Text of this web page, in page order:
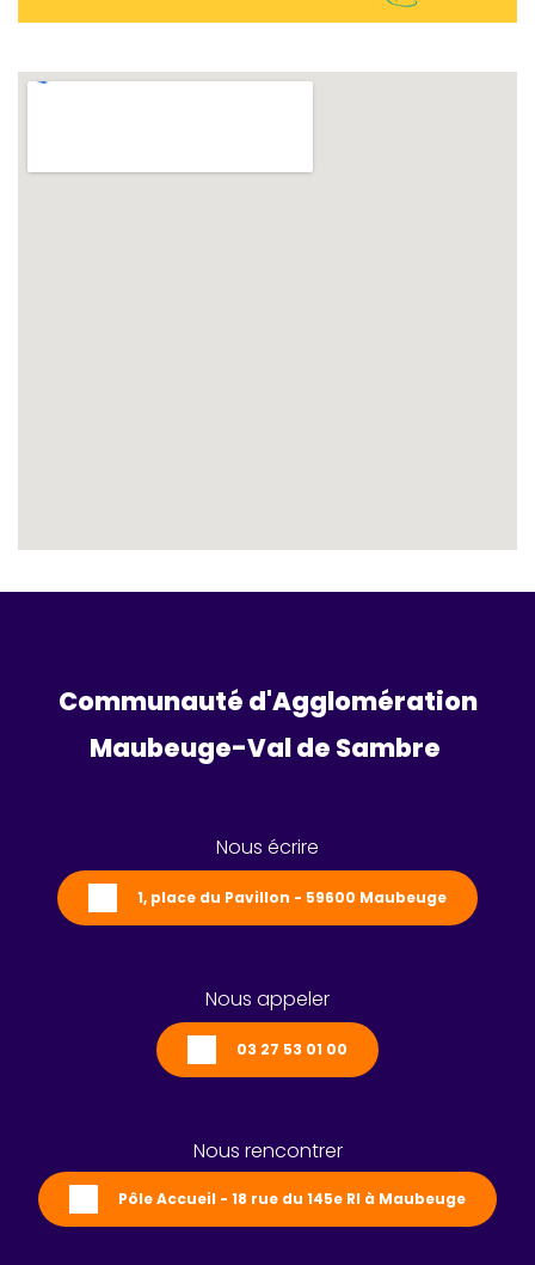
Communauté d'Agglomération
Maubeuge-Val de Sambre
Nous écrire
1, place du Pavillon - 59600 Maubeuge
Nous appeler
03 27 53 01 00
Nous rencontrer
Pôle Accueil - 18 rue du 145e RI à Maubeuge